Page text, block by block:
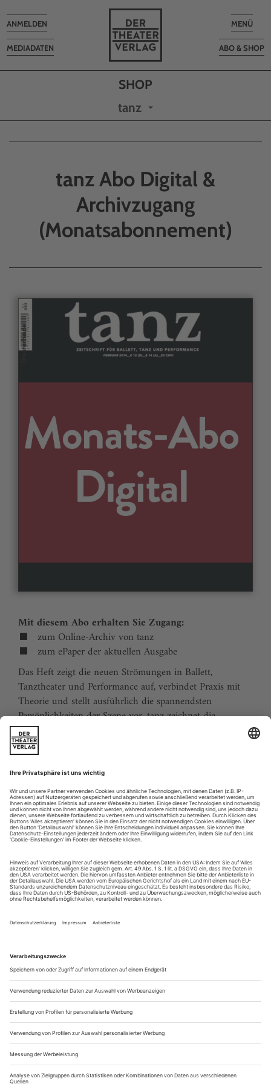
Toggle
MENÜ
ABO & SHOP
MEDIADATEN
Toggle
navigation
ANMELDEN
tanz
tanz Abo Digital &
Archivzugang
(Monatsabonnement)
Mit diesem Abo erhalten Sie Zugang:
zum Online-Archiv von tanz
zum ePaper der aktuellen Ausgabe
Das Heft zeigt die neuen Strömungen in Ballett,
Tanztheater und Performance auf, verbindet Praxis mit
Theorie und stellt ausführlich die spannendsten
Persönlichkeiten der Szene vor. tanz zeichnet die
Traditionen der Tanzgeschichte nach und stellt
zukunftsweisende Ideen vor. Der Kalender ermöglicht
Tanzliebhabern ihre Reiseplanung in Europa. Eine
aktuelle Liste von Auditions und Workshops sowie der
Schulindex sind unverzichtbar für Profis und das
tanzbegeisterte Publikum.
tanz erscheint zwölf mal im Jahr incl. Doppelheft und
Jahrbuch. Sie erhalten Zugang zum Online-Archiv von
tanz und können sowohl das aktuelle ePaper als auch das
ePaper-Archiv über Ihren Account auf www.der-
theaterverlag.de einsehen. Das Abonnement hat eine
Laufzeit von einem Monat und verlängert sich jeweils um
einen weiteren Monat, sofern es nicht vom Kunden auf
der Seite „Mein Konto/Meine Bestellungen“ auf
des erworbenen Bezugszeitraumes automatisch in Kraft.
Aus steuerlichen Gründen abweichende Preise für Käufe
außerhalb Deutschlands (Endpreis vor Auslösen der Bestellung
ersichtlich)
9,99 €